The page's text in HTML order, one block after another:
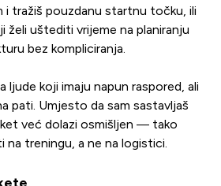
i tražiš pouzdanu startnu točku, ili
želi uštediti vrijeme na planiranju
bez kompliciranja.
ljude koji imaju napun raspored, ali
pati. Umjesto da sam sastavljaš
već dolazi osmišljen — tako
na treningu, a ne na logistici.